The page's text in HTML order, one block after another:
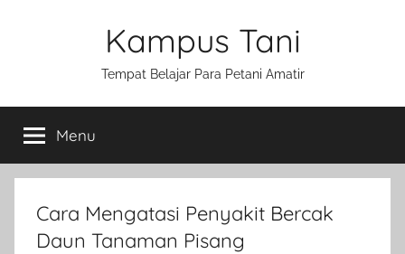
Kampus Tani
Tempat Belajar Para Petani Amatir
Menu
Cara Mengatasi Penyakit Bercak
Daun Tanaman Pisang